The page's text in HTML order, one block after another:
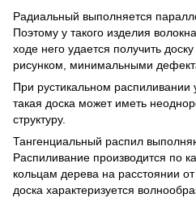
Радиальный выполняется
Поэтому у такого изделия
ходе него удается получить
рисунком, минимальными
При рустикальном распиливании
такая доска может иметь
структуру.
Тангенциальный распил
Распиливание производится по
кольцам дерева на расстоянии
доска характеризуется